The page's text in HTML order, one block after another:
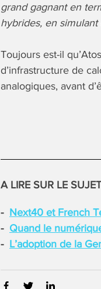
grand gagnant en
hybrides, en
Toujours est-il
d’infrastructure de
analogiques, avant
A LIRE SUR LE SUJET
Next40 et French
Quand le
L’adoption de la